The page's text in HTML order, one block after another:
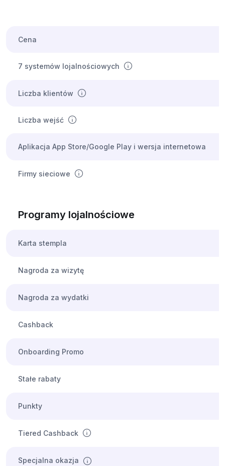
Cena
7 systemów lojalnościowych
Liczba klientów
Liczba wejść
Aplikacja App Store/Google Play i wersja internetowa
Firmy sieciowe
Programy lojalnościowe
Karta stempla
Nagroda za wizytę
Nagroda za wydatki
Cashback
Onboarding Promo
Stałe rabaty
Punkty
Tiered Cashback
Specjalna okazja